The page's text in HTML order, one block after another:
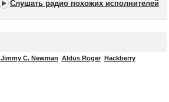
Слушать радио похожих исполнителей
Jimmy C. Newman Aldus Roger Hackberry